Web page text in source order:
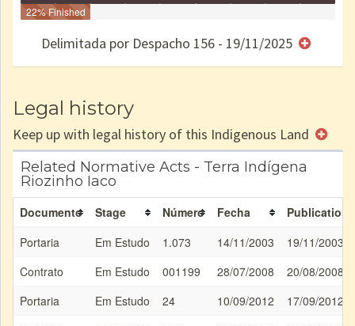
IdentificaçãoIdentificada
e/ou
22% Finished
Delimitada por Despacho 156 - 19/11/2025
Legal history
Keep up with legal history of this Indigenous Land
Related Normative Acts - Terra Indígena
Riozinho Iaco
Documento Stage Número Fecha
Publication
Portaria
Em Estudo 1.073 14/11/2003
19/11/2003
Contrato
Em Estudo 001199 28/07/2008
20/08/2008
Portaria
Em Estudo 24 10/09/2012
17/09/2012